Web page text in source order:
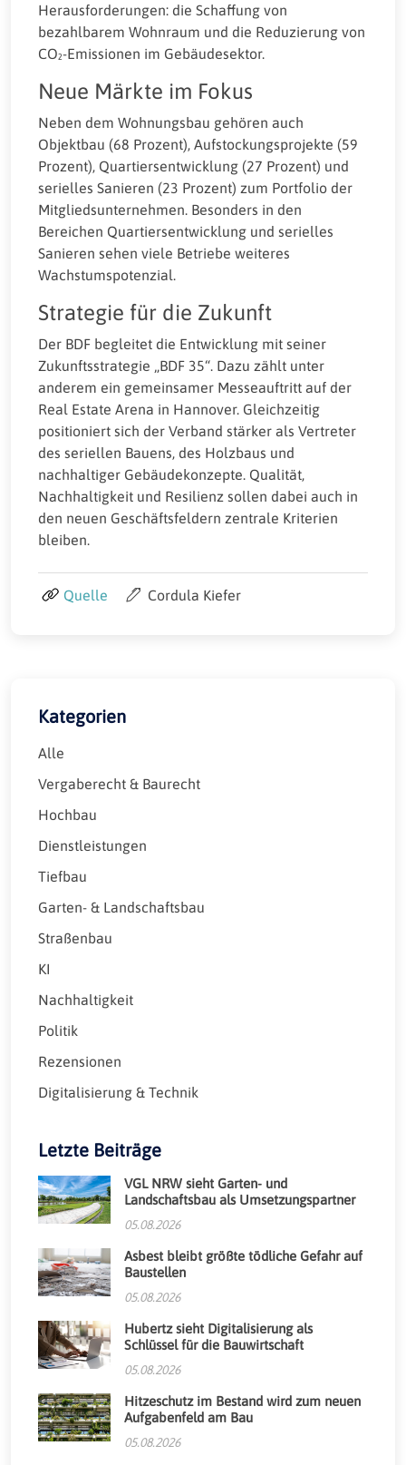
Herausforderungen: die Schaffung von
bezahlbarem Wohnraum und die Reduzierung von
CO₂-Emissionen im Gebäudesektor.
Neue Märkte im Fokus
Neben dem Wohnungsbau gehören auch
Objektbau (68 Prozent), Aufstockungsprojekte (59
Prozent), Quartiersentwicklung (27 Prozent) und
serielles Sanieren (23 Prozent) zum Portfolio der
Mitgliedsunternehmen. Besonders in den
Bereichen Quartiersentwicklung und serielles
Sanieren sehen viele Betriebe weiteres
Wachstumspotenzial.
Strategie für die Zukunft
Der BDF begleitet die Entwicklung mit seiner
Zukunftsstrategie „BDF 35“. Dazu zählt unter
anderem ein gemeinsamer Messeauftritt auf der
Real Estate Arena in Hannover. Gleichzeitig
positioniert sich der Verband stärker als Vertreter
des seriellen Bauens, des Holzbaus und
nachhaltiger Gebäudekonzepte. Qualität,
Nachhaltigkeit und Resilienz sollen dabei auch in
den neuen Geschäftsfeldern zentrale Kriterien
bleiben.
Quelle Cordula Kiefer
Kategorien
Alle
Vergaberecht & Baurecht
Hochbau
Dienstleistungen
Tiefbau
Garten- & Landschaftsbau
Straßenbau
KI
Nachhaltigkeit
Politik
Rezensionen
Digitalisierung & Technik
Letzte Beiträge
VGL NRW sieht Garten- und
Landschaftsbau als Umsetzungspartner
05.08.2026
Asbest bleibt größte tödliche Gefahr auf
Baustellen
05.08.2026
Hubertz sieht Digitalisierung als
Schlüssel für die Bauwirtschaft
05.08.2026
Hitzeschutz im Bestand wird zum neuen
Aufgabenfeld am Bau
05.08.2026